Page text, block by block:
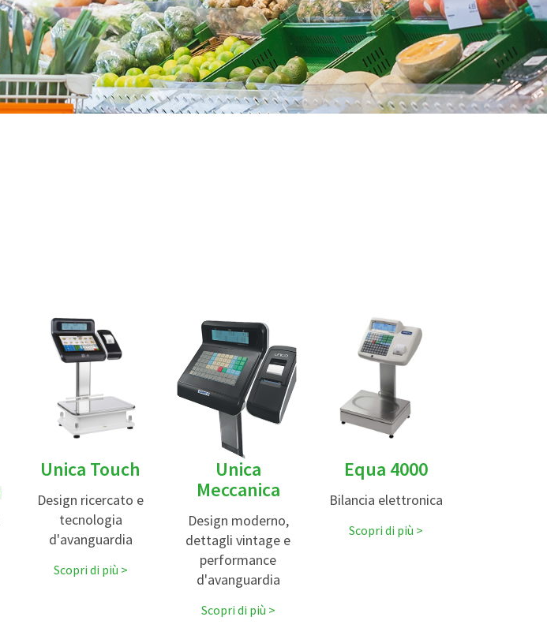
Unica Touch
Design ricercato e
tecnologia
d'avanguardia
Scopri di più
Unica
Meccanica
Design moderno,
dettagli vintage e
performance
d'avanguardia
Scopri di più
Equa 4000
Bilancia elettronica
Scopri di più